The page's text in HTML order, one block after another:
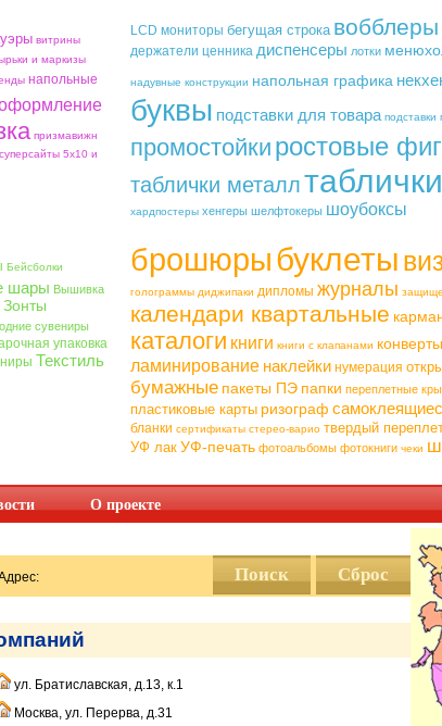
витрины
и маркизы
напольные
призмавижн
суперсайты 5х10 и
LCD мониторы бегущая строка вобблеры
держатели ценника диспенсеры лотки
надувные конструкции напольная графика
буквы подставки для товара подставки
промостойки ростовые
таблички металл
хардпостеры хенгеры шелфтокеры шоубоксы
Бейсболки
шары Вышивка
Зонты
сувениры
упаковка
Текстиль
брошюрыбуклеты
голограммы диджипаки дипломы журналы
календари квартальные
каталоги книги книги с клапанами конверты
ламинирование наклейки нумерация
бумажные пакеты ПЭ папки переплетные
пластиковые карты ризограф
бланки сертификаты стерео-варио твердый
УФ лак УФ-печать фотоальбомы фотокниги чеки
О проекте
ул. Братиславская, д.13, к.1
Москва, ул. Перерва, д.31